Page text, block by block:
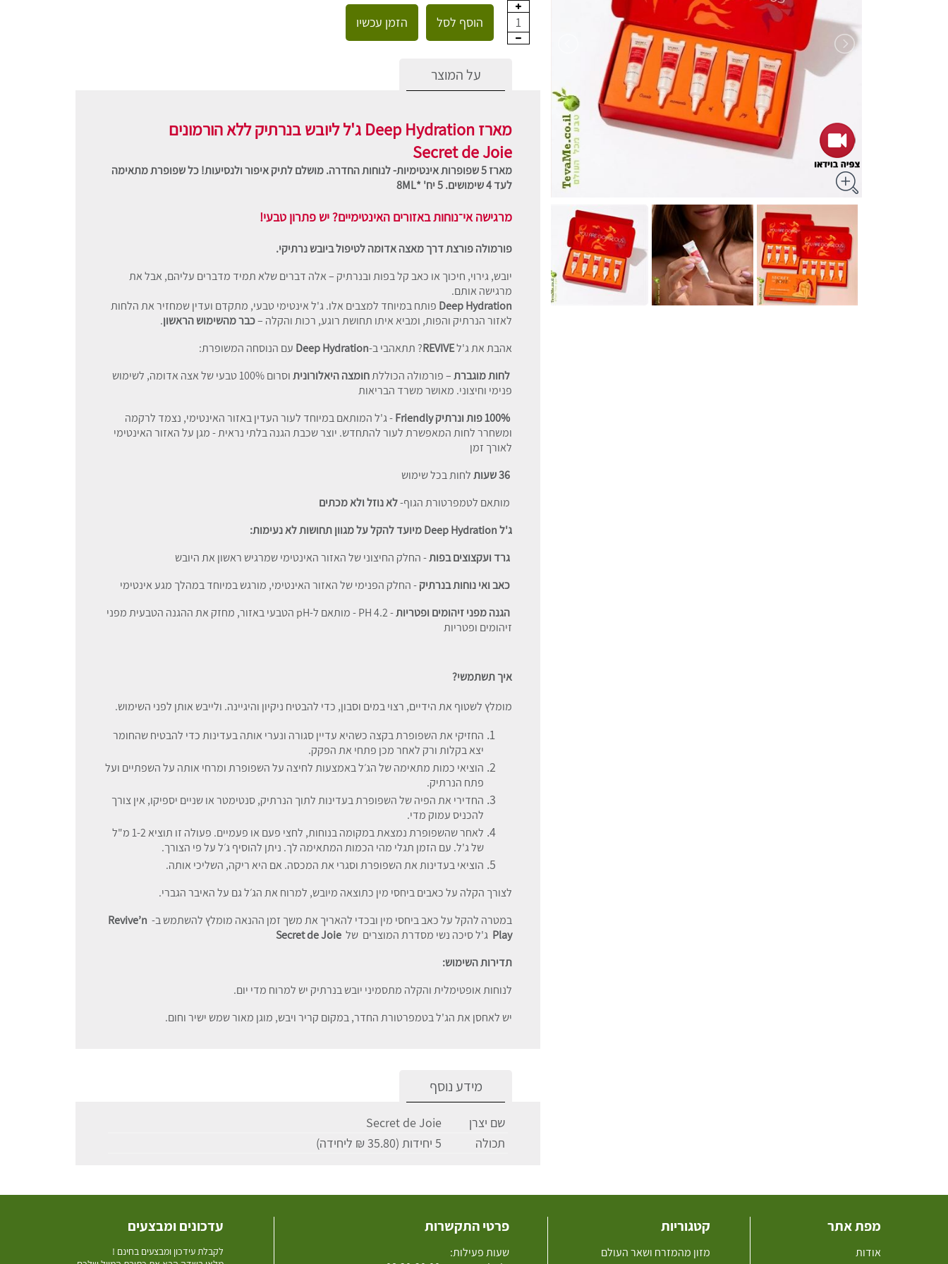
1 הוסף לסל הזמן עכשיו
על המוצר
מארז Deep Hydration ג'ל ליובש בנרתיק ללא הורמונים
Secret de Joie
מארז 5 שפופרות אינטימיות- לנוחות החדרה. מושלם לתיק איפור ולנסיעות! כל שפופרת מתאימה
לעד 4 שימושים. 5 יח' *8ML
מרגישה אי־נוחות באזורים האינטימיים? יש פתרון טבעי!
פורמולה פורצת דרך מאצה אדומה לטיפול ביובש נרתיקי.
יובש, גירוי, חיכוך או כאב קל בפות ובנרתיק – אלה דברים שלא תמיד מדברים עליהם, אבל את
מרגישה אותם.
Deep Hydration פותח במיוחד למצבים אלו. ג'ל אינטימי טבעי, מתקדם ועדין שמחזיר את הלחות
לאזור הנרתיק והפות, ומביא איתו תחושת רוגע, רכות והקלה –כבר מהשימושהראשון.
אהבת את ג'לREVIVE? תתאהבי ב-Deep Hydration עם הנוסחה המשופרת:
לחות מוגברת– פורמולה הכוללתחומצה היאלורונית
וסרום 100% טבעי של אצה אדומה, לשימוש
פנימי וחיצוני. מאושר משרד הבריאות
100% פות ונרתיק Friendly
- ג'ל המותאם במיוחד לעור העדין באזור האינטימי, נצמד לרקמה
ומשחרר לחות המאפשרת לעור להתחדש. יוצר שכבת הגנה בלתי נראית - מגן על האזור האינטימי
לאורך זמן
36שעותלחות בכל שימוש
מותאם לטמפרטורת הגוף-לא נוזל ולא מכתים
ג'ל Deep Hydration מיועד להקל על מגוון תחושות לא נעימות:
גרד ועקצוצים בפות- החלק החיצוני של האזור האינטימי שמרגיש ראשון את היובש
כאב ואי נוחות בנרתיק- החלק הפנימי של האזור האינטימי, מורגש במיוחד במהלך מגע אינטימי
הגנה מפני זיהומים ופטריות
- PH 4.2 - מותאם ל-pH הטבעי באזור, מחזק את ההגנה הטבעית מפני
זיהומים ופטריות
איך תשתמשי?
מומלץ לשטוף את הידיים, רצוי במים וסבון, כדי להבטיח ניקיון והיגיינה. ולייבש אותן לפני השימוש.
החזיקי את השפופרת בקצה כשהיא עדיין סגורה ונערי אותה בעדינות כדי להבטיח שהחומר
יצא בקלות ורק לאחר מכן פתחי את הפקק.
הוציאי כמות מתאימה של הג׳ל באמצעות לחיצה על השפופרת ומרחי אותה על השפתיים ועל
פתח הנרתיק.
החדירי את הפיה של השפופרת בעדינות לתוך הנרתיק, סנטימטר או שניים יספיקו, אין צורך
להכניס עמוק מדי.
לאחר שהשפופרת נמצאת במקומה בנוחות, לחצי פעם או פעמיים. פעולה זו תוציא 1-2 מ"ל
של ג'ל. עם הזמן תגלי מהי הכמות המתאימה לך. ניתן להוסיף ג׳ל על פי הצורך.
הוציאי בעדינות את השפופרת וסגרי את המכסה. אם היא ריקה, השליכי אותה.
לצורך הקלה על כאבים ביחסי מין כתוצאה מיובש, למרוח את הג׳ל גם על האיבר הגברי.
במטרה להקל על כאב ביחסי מין ובכדי להאריך את משך זמן ההנאה מומלץ להשתמש ב- Revive’n
Play ג'ל סיכה נשי מסדרת המוצרים של Secret de Joie
תדירות השימוש:
לנוחות אופטימלית והקלה מתסמיני יובש בנרתיק יש למרוח מדי יום.
יש לאחסן את הג'ל בטמפרטורת החדר, במקום קריר ויבש, מוגן מאור שמש ישיר וחום.
מידע נוסף
שם יצרן
Secret de Joie
תכולה
5 יחידות (35.80 ₪ ליחידה)
מפת אתר
אודות
קטגוריות
מזון מהמזרח ושאר העולם
פרטי התקשרות
שעות פעילות:
עדכונים ומבצעים
לקבלת עידכון ומבצעים בחינם !